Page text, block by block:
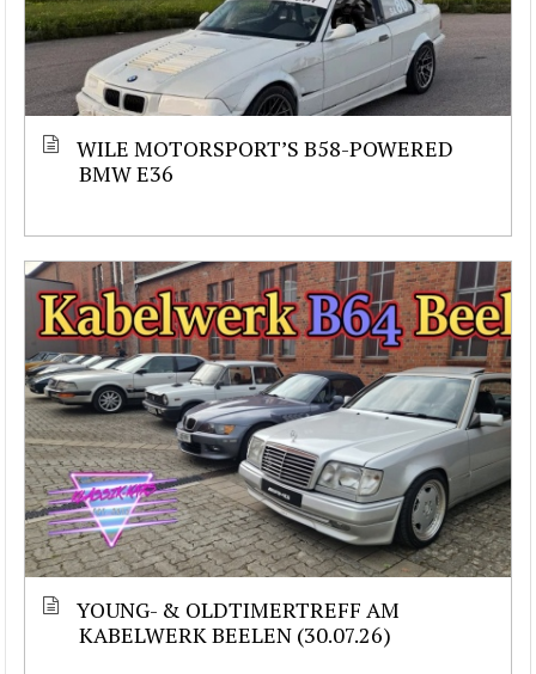
WILE MOTORSPORT’S B58-POWERED
BMW E36
YOUNG- & OLDTIMERTREFF AM
KABELWERK BEELEN (30.07.26)